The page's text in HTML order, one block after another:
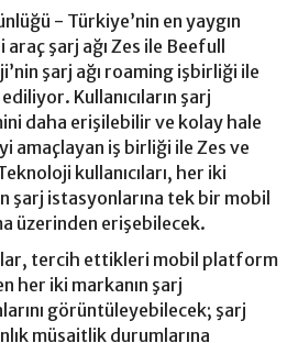
- Türkiye’nin en yaygın
şarj ağı Zes ile Beefull
şarj ağı roaming işbirliği ile
Kullanıcıların şarj
daha erişilebilir ve kolay hale
amaçlayan iş birliği ile Zes ve
kullanıcıları, her iki
şarj istasyonlarına tek bir mobil
üzerinden erişebilecek.
tercih ettikleri mobil platform
her iki markanın şarj
görüntüleyebilecek; şarj
müsaitlik durumlarına